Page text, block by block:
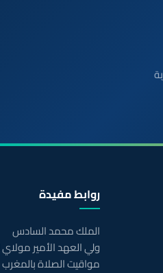
روابط مفيدة
الملك محمد السادس
ولي العهد الأمير
مواقيت الصلاة بالمغرب